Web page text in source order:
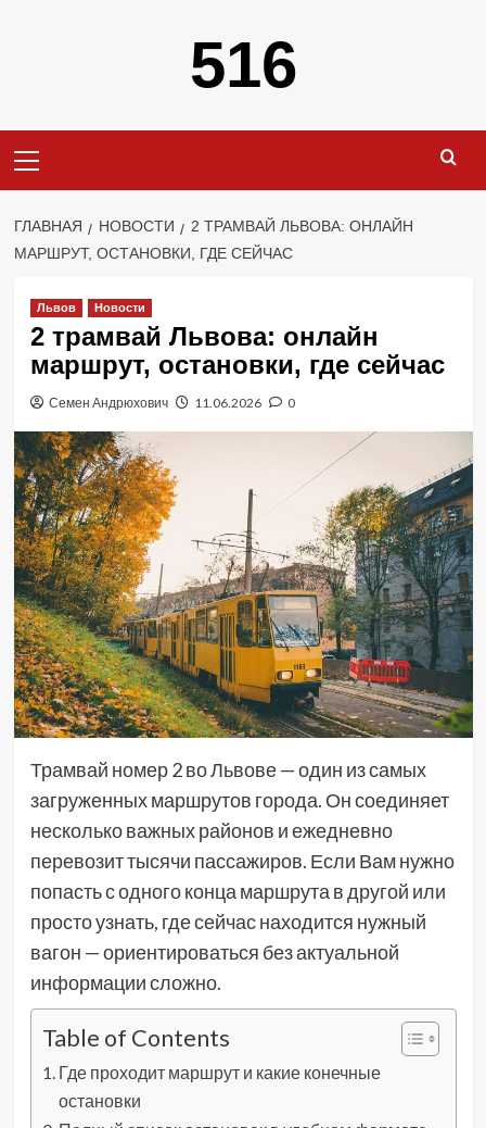
516
меню
ГЛАВНАЯ НОВОСТИ
2 ТРАМВАЙ ЛЬВОВА: ОНЛАЙН
МАРШРУТ, ОСТАНОВКИ, ГДЕ СЕЙЧАС
Львов Новости
2 трамвай Львова: онлайн
маршрут, остановки, где сейчас
Семен Андрюхович 11.06.2026 0
Трамвай номер 2 во Львове — один из самых
загруженных маршрутов города. Он соединяет
несколько важных районов и ежедневно
перевозит тысячи пассажиров. Если Вам нужно
попасть с одного конца маршрута в другой или
просто узнать, где сейчас находится нужный
вагон — ориентироваться без актуальной
информации сложно.
Table of Contents
Где проходит маршрут и какие конечные
остановки